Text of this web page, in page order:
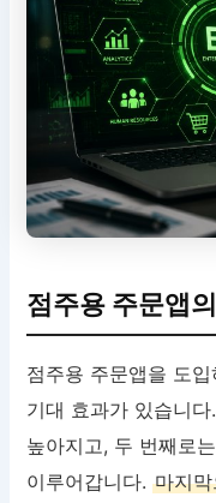
점주용 주문앱
점주용 주문앱을 도
기대 효과가 있습니
높아지고, 두 번째로
이루어갑니다.마지